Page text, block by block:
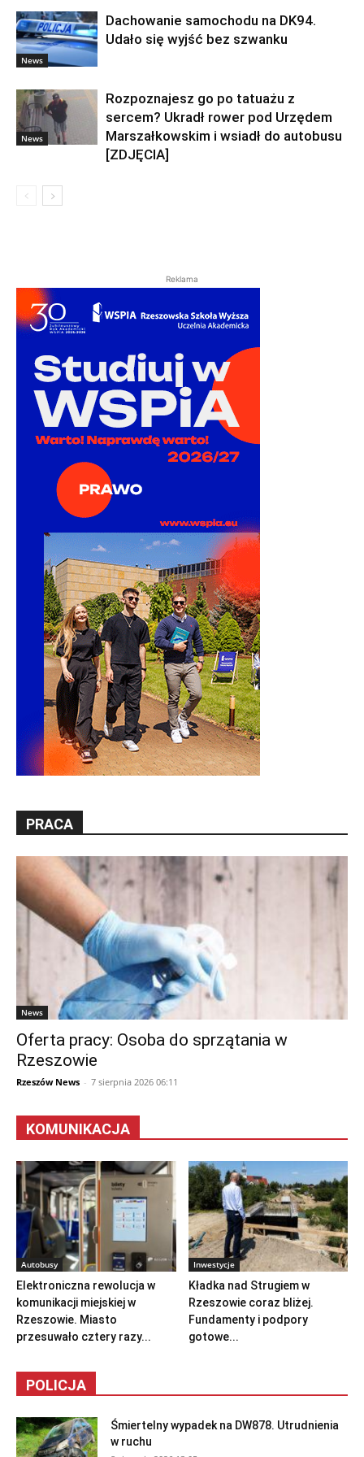
News
Dachowanie samochodu na DK94.
Udało się wyjść bez szwanku
News
Rozpoznajesz go po tatuażu z
sercem? Ukradł rower pod Urzędem
Marszałkowskim i wsiadł do autobusu
[ZDJĘCIA]
Reklama
PRACA
News
Oferta pracy: Osoba do sprzątania w
Rzeszowie
Rzeszów News - 7 sierpnia 2026 06:11
KOMUNIKACJA
Autobusy
Elektroniczna rewolucja w
komunikacji miejskiej w
Rzeszowie. Miasto
przesuwało cztery razy...
Inwestycje
Kładka nad Strugiem w
Rzeszowie coraz bliżej.
Fundamenty i podpory
gotowe...
POLICJA
Śmiertelny wypadek na DW878. Utrudnienia
w ruchu